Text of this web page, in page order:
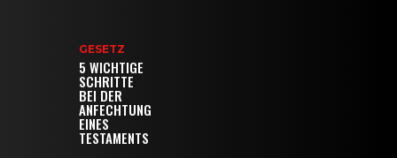
GESETZ
5 WICHTIGE
SCHRITTE
BEI DER
ANFECHTUNG
EINES
TESTAMENTS